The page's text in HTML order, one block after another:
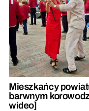
Mieszkańcy
barwnym
wideo]